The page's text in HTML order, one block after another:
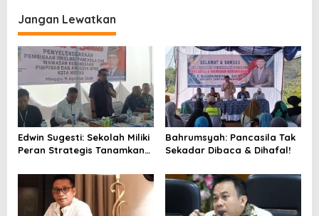
g
a
s
i
p
o
s
Jangan Lewatkan
Edwin Sugesti: Sekolah Miliki
Peran Strategis Tanamkan
dan Wawasan Kebangsaan
Bahrumsyah: Pancasila Tak
Sekadar Dibaca & Dihafal!